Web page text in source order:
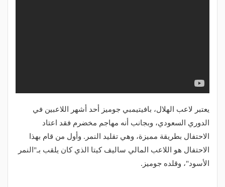
يعتبر لاعب الهلال، بافيتيمبي جوميز أحد أشهر اللاعبين في
الدوري السعودي، وبجانب أنه مهاجم مخضرم فقد اعتاد
الاحتفال بطريقة مميزة، وهي تقليد النمر. وأول من قام بهذا
الاحتفال هو اللاعب المالي ساليف كيتا الذي كان يلقب بـ"النمر
الأسود"، وقلده جوميز.